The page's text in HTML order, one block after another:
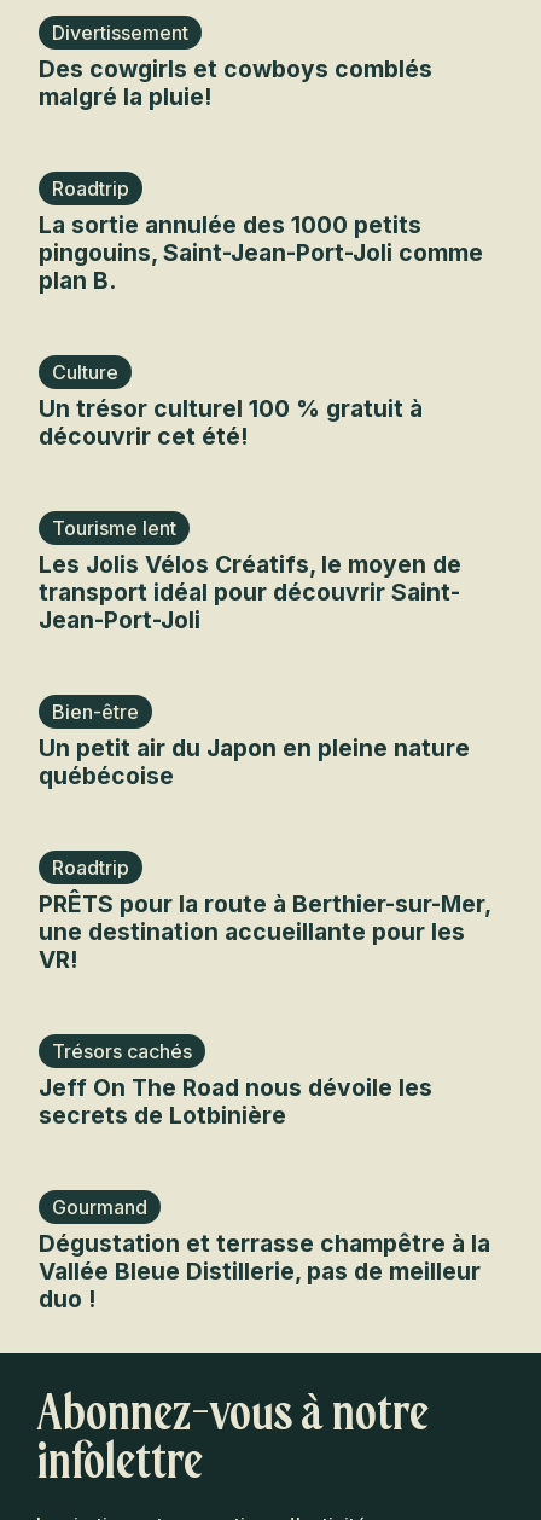
Divertissement
Des cowgirls et cowboys comblés
malgré la pluie!
Roadtrip
La sortie annulée des 1000 petits
pingouins, Saint-Jean-Port-Joli comme
plan B.
Culture
Un trésor culturel 100 % gratuit à
découvrir cet été!
Tourisme lent
Les Jolis Vélos Créatifs, le moyen de
transport idéal pour découvrir Saint-
Jean-Port-Joli
Bien-être
Un petit air du Japon en pleine nature
québécoise
Roadtrip
PRÊTS pour la route à Berthier-sur-Mer,
une destination accueillante pour les
VR!
Trésors cachés
Jeff On The Road nous dévoile les
secrets de Lotbinière
Gourmand
Dégustation et terrasse champêtre à la
Vallée Bleue Distillerie, pas de meilleur
duo !
Abonnez-vous à notre
infolettre